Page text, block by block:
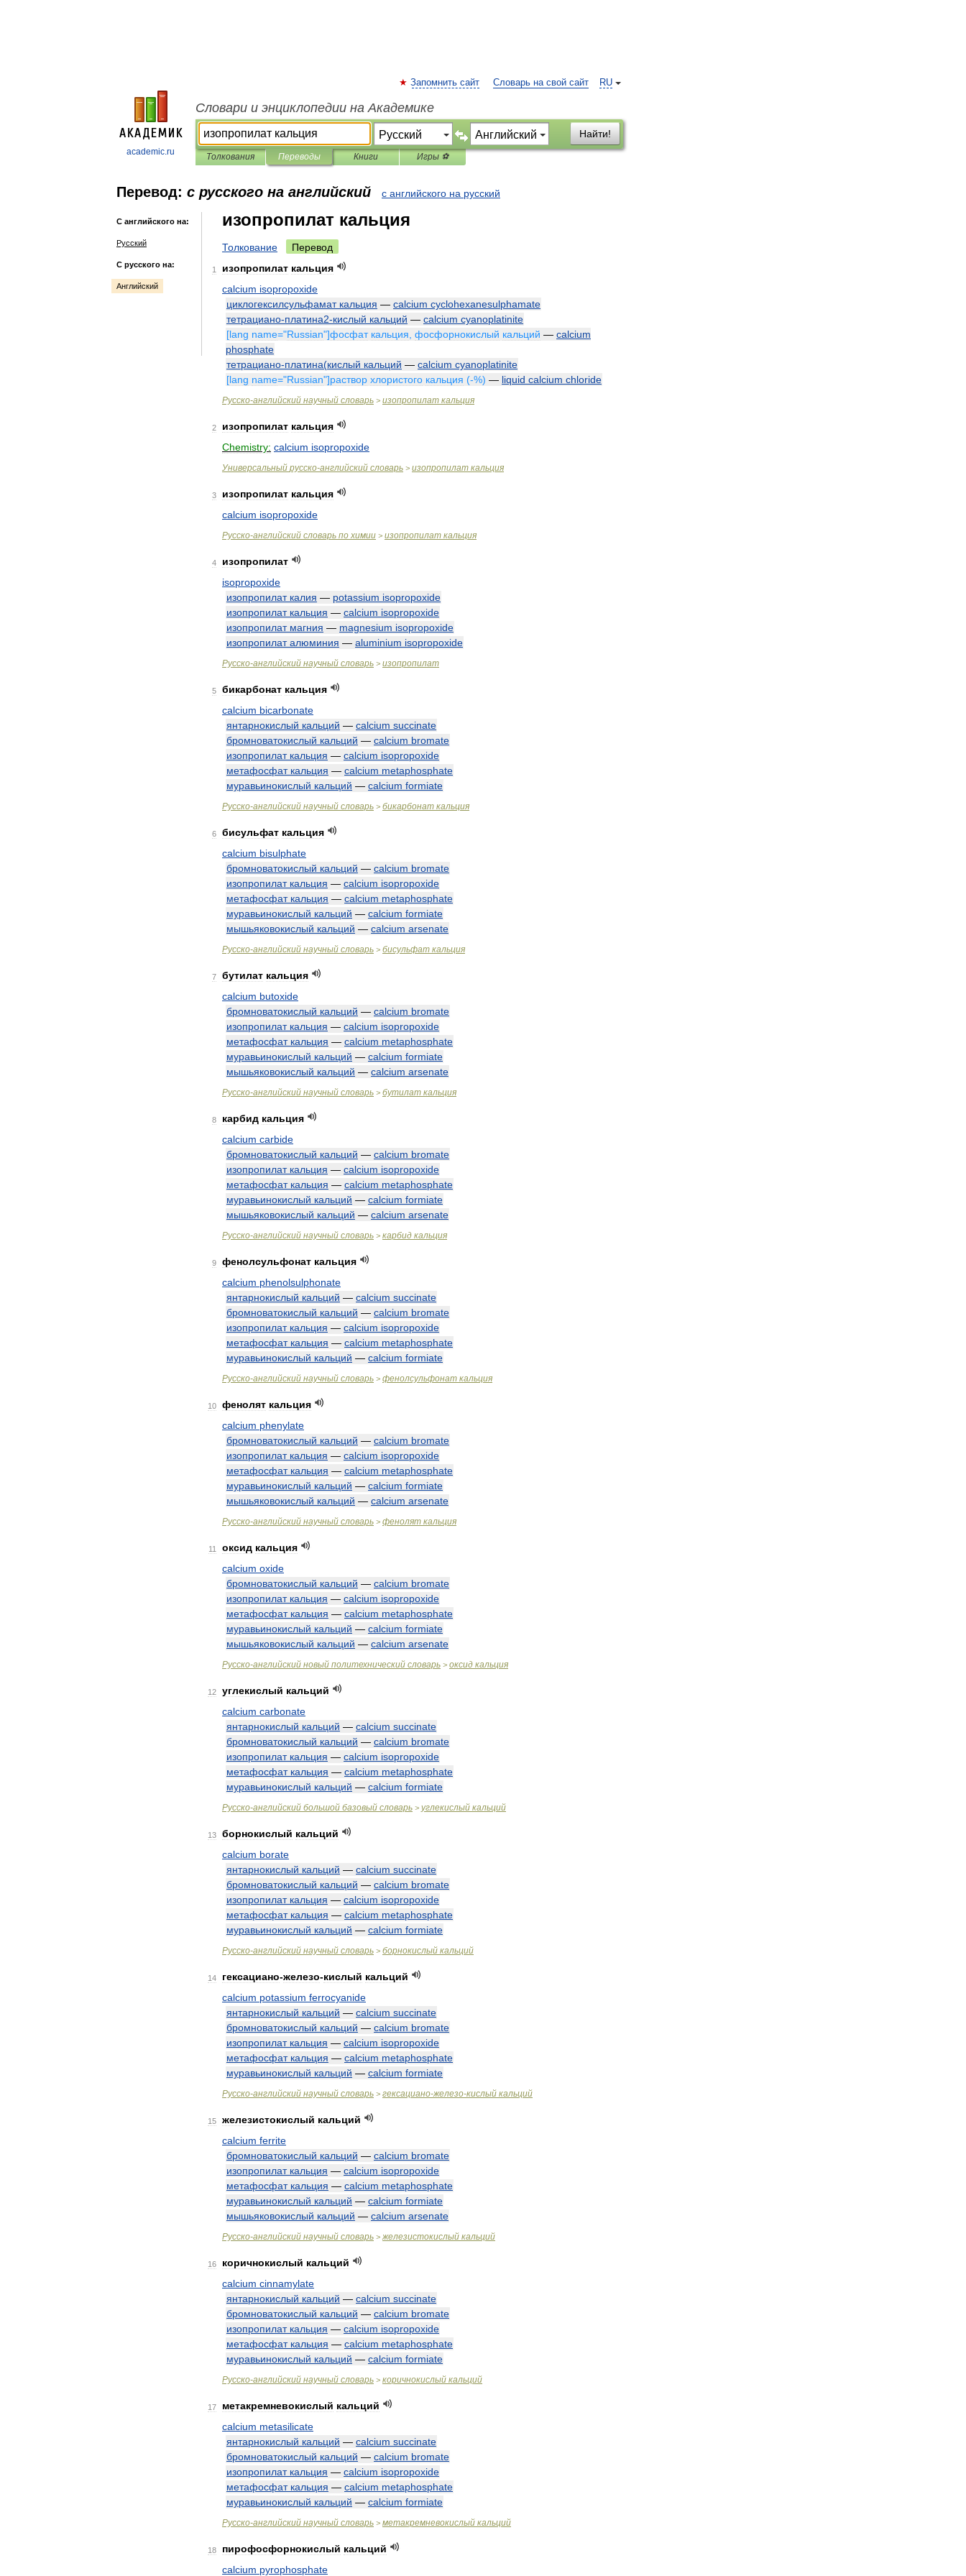
academic.ru
RU
Запомнить сайт Словарь на свой сайт
Словари и энциклопедии на Академике
Найти!
Толкования Переводы Книги Игры ⚽
Перевод: с русского на английский с английского на русский
С английского на:
Русский
С русского на:
Английский
изопропилат кальция
Толкование Перевод
1 изопропилат кальция
calcium isopropoxide
циклогексилсульфамат кальция — calcium cyclohexanesulphamate
тетрациано-платина2-кислый кальций — calcium cyanoplatinite
[lang name="Russian"]фосфат кальция фосфорнокислый кальций — calcium
phosphate
тетрациано-платина(кислый кальций — calcium cyanoplatinite
[lang name="Russian"]раствор хлористого кальция (-%) — liquid calcium chloride
Русско-английский научный словарь > изопропилат кальция
2 изопропилат кальция
Chemistry: calcium isopropoxide
Универсальный русско-английский словарь > изопропилат кальция
3 изопропилат кальция
calcium isopropoxide
Русско-английский словарь по химии > изопропилат кальция
4
изопропилат
isopropoxide
изопропилат калия — potassium isopropoxide
изопропилат кальция — calcium isopropoxide
изопропилат магния — magnesium isopropoxide
изопропилат алюминия — aluminium isopropoxide
Русско-английский научный словарь > изопропилат
5 бикарбонат кальция
calcium bicarbonate
янтарнокислый кальций — calcium succinate
бромноватокислый кальций — calcium bromate
изопропилат кальция — calcium isopropoxide
метафосфат кальция — calcium metaphosphate
муравьинокислый кальций — calcium formiate
Русско-английский научный словарь > бикарбонат кальция
6 бисульфат кальция
calcium bisulphate
бромноватокислый кальций — calcium bromate
изопропилат кальция — calcium isopropoxide
метафосфат кальция — calcium metaphosphate
муравьинокислый кальций — calcium formiate
мышьяковокислый кальций — calcium arsenate
Русско-английский научный словарь > бисульфат кальция
7 бутилат кальция
calcium butoxide
бромноватокислый кальций — calcium bromate
изопропилат кальция — calcium isopropoxide
метафосфат кальция — calcium metaphosphate
муравьинокислый кальций — calcium formiate
мышьяковокислый кальций — calcium arsenate
Русско-английский научный словарь > бутилат кальция
8 карбид кальция
calcium carbide
бромноватокислый кальций — calcium bromate
изопропилат кальция — calcium isopropoxide
метафосфат кальция — calcium metaphosphate
муравьинокислый кальций — calcium formiate
мышьяковокислый кальций — calcium arsenate
Русско-английский научный словарь > карбид кальция
9 фенолсульфонат кальция
calcium phenolsulphonate
янтарнокислый кальций — calcium succinate
бромноватокислый кальций — calcium bromate
изопропилат кальция — calcium isopropoxide
метафосфат кальция — calcium metaphosphate
муравьинокислый кальций — calcium formiate
Русско-английский научный словарь > фенолсульфонат кальция
10 фенолят кальция
calcium phenylate
бромноватокислый кальций — calcium bromate
изопропилат кальция — calcium isopropoxide
метафосфат кальция — calcium metaphosphate
муравьинокислый кальций — calcium formiate
мышьяковокислый кальций — calcium arsenate
Русско-английский научный словарь > фенолят кальция
11 оксид кальция
calcium oxide
бромноватокислый кальций — calcium bromate
изопропилат кальция — calcium isopropoxide
метафосфат кальция — calcium metaphosphate
муравьинокислый кальций — calcium formiate
мышьяковокислый кальций — calcium arsenate
Русско-английский новый политехнический словарь > оксид кальция
12 углекислый кальций
calcium carbonate
янтарнокислый кальций — calcium succinate
бромноватокислый кальций — calcium bromate
изопропилат кальция — calcium isopropoxide
метафосфат кальция — calcium metaphosphate
муравьинокислый кальций — calcium formiate
Русско-английский большой базовый словарь > углекислый кальций
13 борнокислый кальций
calcium borate
янтарнокислый кальций — calcium succinate
бромноватокислый кальций — calcium bromate
изопропилат кальция — calcium isopropoxide
метафосфат кальция — calcium metaphosphate
муравьинокислый кальций — calcium formiate
Русско-английский научный словарь > борнокислый кальций
14 гексациано-железо-кислый кальций
calcium potassium ferrocyanide
янтарнокислый кальций — calcium succinate
бромноватокислый кальций — calcium bromate
изопропилат кальция — calcium isopropoxide
метафосфат кальция — calcium metaphosphate
муравьинокислый кальций — calcium formiate
Русско-английский научный словарь > гексациано-железо-кислый кальций
15 железистокислый кальций
calcium ferrite
бромноватокислый кальций — calcium bromate
изопропилат кальция — calcium isopropoxide
метафосфат кальция — calcium metaphosphate
муравьинокислый кальций — calcium formiate
мышьяковокислый кальций — calcium arsenate
Русско-английский научный словарь > железистокислый кальций
16 коричнокислый кальций
calcium cinnamylate
янтарнокислый кальций — calcium succinate
бромноватокислый кальций — calcium bromate
изопропилат кальция — calcium isopropoxide
метафосфат кальция — calcium metaphosphate
муравьинокислый кальций — calcium formiate
Русско-английский научный словарь > коричнокислый кальций
17 метакремневокислый кальций
calcium metasilicate
янтарнокислый кальций — calcium succinate
бромноватокислый кальций — calcium bromate
изопропилат кальция — calcium isopropoxide
метафосфат кальция — calcium metaphosphate
муравьинокислый кальций — calcium formiate
Русско-английский научный словарь > метакремневокислый кальций
18 пирофосфорнокислый кальций
calcium pyrophosphate